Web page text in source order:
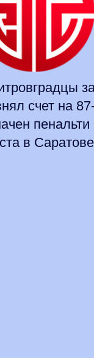
счет на
в